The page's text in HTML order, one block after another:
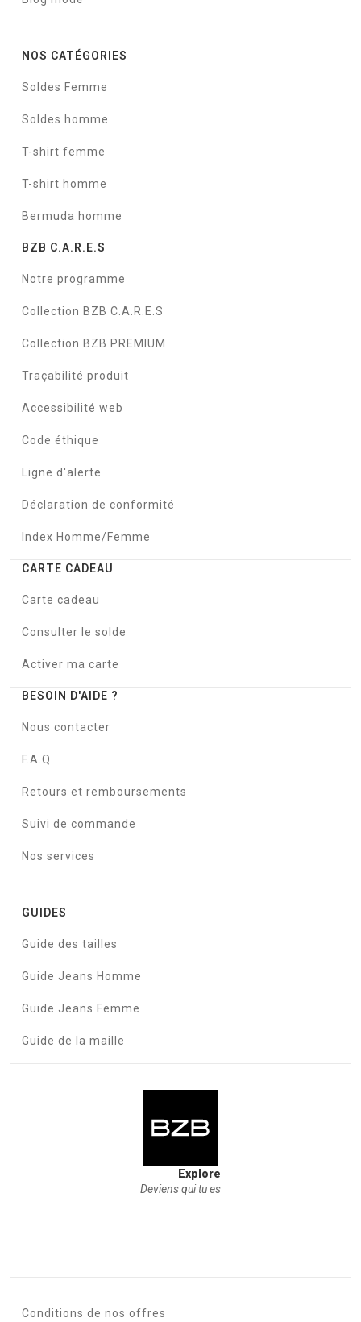
NOS CATÉGORIES
Soldes Femme
Soldes homme
T-shirt femme
T-shirt homme
Bermuda homme
BZB C.A.R.E.S
Notre programme
Collection BZB C.A.R.E.S
Collection BZB PREMIUM
Traçabilité produit
Accessibilité web
Code éthique
Ligne d'alerte
Déclaration de conformité
Index Homme/Femme
CARTE CADEAU
Carte cadeau
Consulter le solde
Activer ma carte
BESOIN D'AIDE ?
Nous contacter
F.A.Q
Retours et remboursements
Suivi de commande
Nos services
GUIDES
Guide des tailles
Guide Jeans Homme
Guide Jeans Femme
Guide de la maille
Explore
Deviens qui tu es
Conditions de nos offres